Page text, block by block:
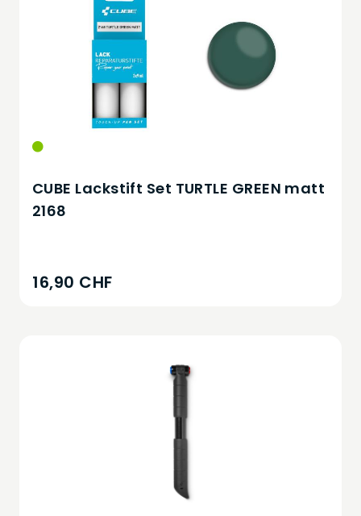
CUBE Lackstift Set TURTLE GREEN matt
2168
16,90 CHF